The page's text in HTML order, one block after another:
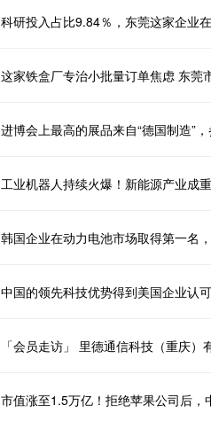
科研投入占比9.84％，东莞这家企业
这家铁盒厂专治小批量订单焦虑 东莞
进博会上最高的展品来自“德国制造”
韩国企业在动力电池市场取得第一名
中国的领先科技优势得到美国企业认
「会员走访」 里德通信科技（重庆）
市值涨至1.5万亿！拒绝苹果公司后，